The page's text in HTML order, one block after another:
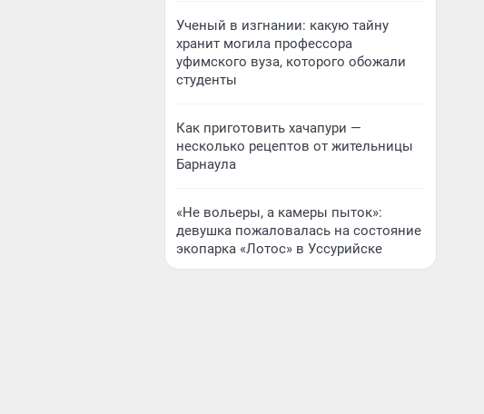
Ученый в изгнании: какую тайну
хранит могила профессора
уфимского вуза, которого обожали
студенты
Как приготовить хачапури —
несколько рецептов от жительницы
Барнаула
«Не вольеры, а камеры пыток»:
девушка пожаловалась на состояние
экопарка «Лотос» в Уссурийске